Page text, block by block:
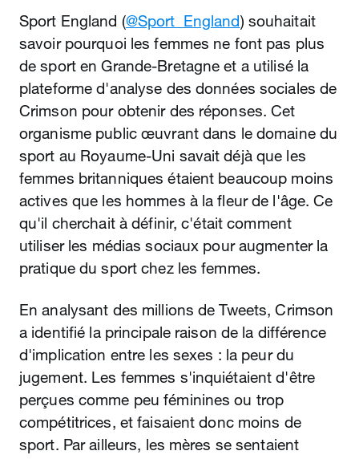
Sport England (@Sport_England) souhaitait
savoir pourquoi les femmes ne font pas plus
de sport en Grande‑Bretagne et a utilisé la
plateforme d'analyse des données sociales de
Crimson pour obtenir des réponses. Cet
organisme public œuvrant dans le domaine du
sport au Royaume‑Uni savait déjà que les
femmes britanniques étaient beaucoup moins
actives que les hommes à la fleur de l'âge. Ce
qu'il cherchait à définir, c'était comment
utiliser les médias sociaux pour augmenter la
pratique du sport chez les femmes.
En analysant des millions de Tweets, Crimson
a identifié la principale raison de la différence
d'implication entre les sexes : la peur du
jugement. Les femmes s'inquiétaient d'être
perçues comme peu féminines ou trop
compétitrices, et faisaient donc moins de
sport. Par ailleurs, les mères se sentaient